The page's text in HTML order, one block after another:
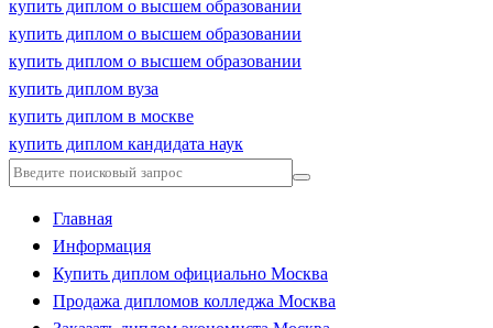
купить диплом о высшем образовании
купить диплом о высшем образовании
купить диплом о высшем образовании
купить диплом вуза
купить диплом в москве
купить диплом кандидата наук
Главная
Информация
Купить диплом официально Москва
Продажа дипломов колледжа Москва